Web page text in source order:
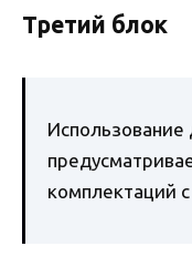
Третий блок
Использование
комплектаций